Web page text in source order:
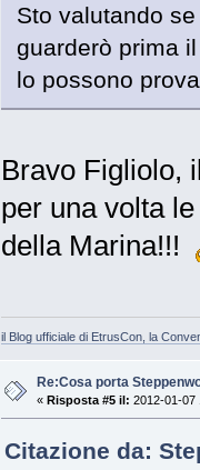
Sto valutando
guarderò prima
lo possono
Bravo Figliolo,
per una volta
della Marina!!!
il Blog ufficiale di EtrusCon, la
Re:Cosa porta
« Risposta #5 il: 2012-01-07
Citazione da: